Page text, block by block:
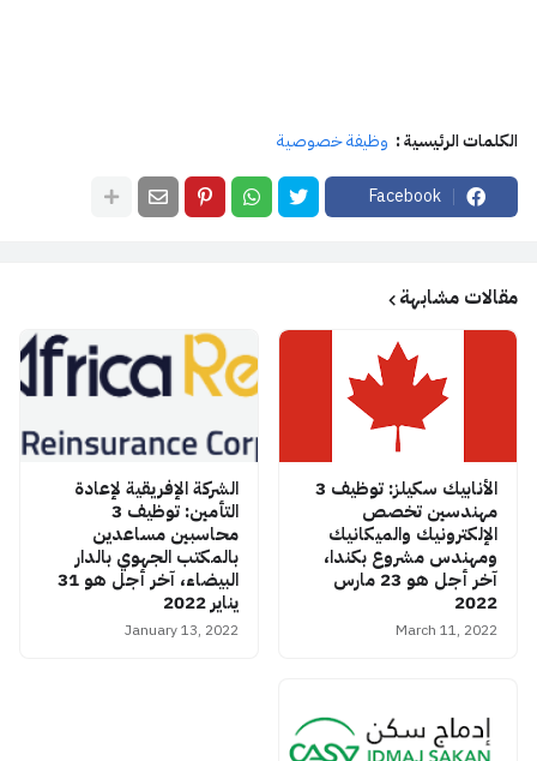
الكلمات الرئيسية : وظيفة خصوصية
Facebook
مقالات مشابهة
الأنابيك سكيلز: توظيف 3
مهندسين تخصص
الإلكترونيك والميكانيك
ومهندس مشروع بكندا،
آخر أجل هو 23 مارس
2022
March 11, 2022
الشركة الإفريقية لإعادة
التأمين: توظيف 3
محاسبين مساعدين
بالمكتب الجهوي بالدار
البيضاء، آخر أجل هو 31
يناير 2022
January 13, 2022